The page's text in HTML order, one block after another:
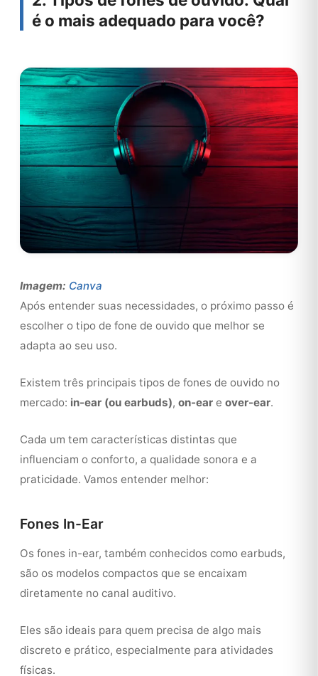
é o mais adequado para você?
Imagem: Canva
Após entender suas necessidades, o próximo passo é
escolher o tipo de fone de ouvido que melhor se
adapta ao seu uso.
Existem três principais tipos de fones de ouvido no
mercado: in-ear (ou earbuds), on-ear e over-ear.
Cada um tem características distintas que
influenciam o conforto, a qualidade sonora e a
praticidade. Vamos entender melhor:
Fones In-Ear
Os fones in-ear, também conhecidos como earbuds,
são os modelos compactos que se encaixam
diretamente no canal auditivo.
Eles são ideais para quem precisa de algo mais
discreto e prático, especialmente para atividades
físicas.